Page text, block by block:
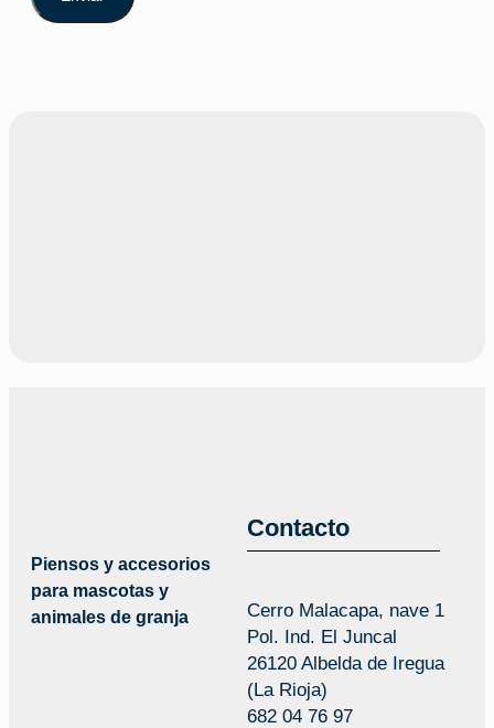
Piensos y accesorios
para mascotas y
animales de granja
Contacto
Cerro Malacapa, nave 1
Pol. Ind. El Juncal
26120 Albelda de Iregua
(La Rioja)
682 04 76 97